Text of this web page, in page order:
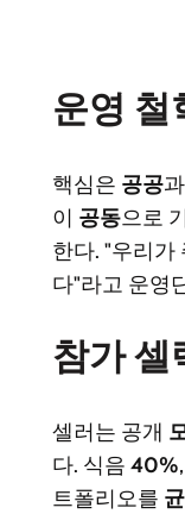
운영 철
핵심은 공공
이 공동으로
한다. "우리가
다"라고 운영
참가 셀
셀러는 공개
다. 식음 40%
트폴리오를